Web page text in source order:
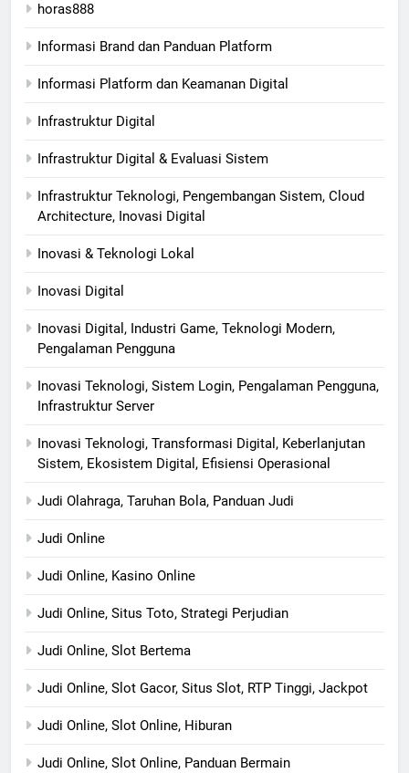
horas888
Informasi Brand dan Panduan Platform
Informasi Platform dan Keamanan Digital
Infrastruktur Digital
Infrastruktur Digital & Evaluasi Sistem
Infrastruktur Teknologi, Pengembangan Sistem, Cloud
Architecture, Inovasi Digital
Inovasi & Teknologi Lokal
Inovasi Digital
Inovasi Digital, Industri Game, Teknologi Modern,
Pengalaman Pengguna
Inovasi Teknologi, Sistem Login, Pengalaman Pengguna,
Infrastruktur Server
Inovasi Teknologi, Transformasi Digital, Keberlanjutan
Sistem, Ekosistem Digital, Efisiensi Operasional
Judi Olahraga, Taruhan Bola, Panduan Judi
Judi Online
Judi Online, Kasino Online
Judi Online, Situs Toto, Strategi Perjudian
Judi Online, Slot Bertema
Judi Online, Slot Gacor, Situs Slot, RTP Tinggi, Jackpot
Judi Online, Slot Online, Hiburan
Judi Online, Slot Online, Panduan Bermain